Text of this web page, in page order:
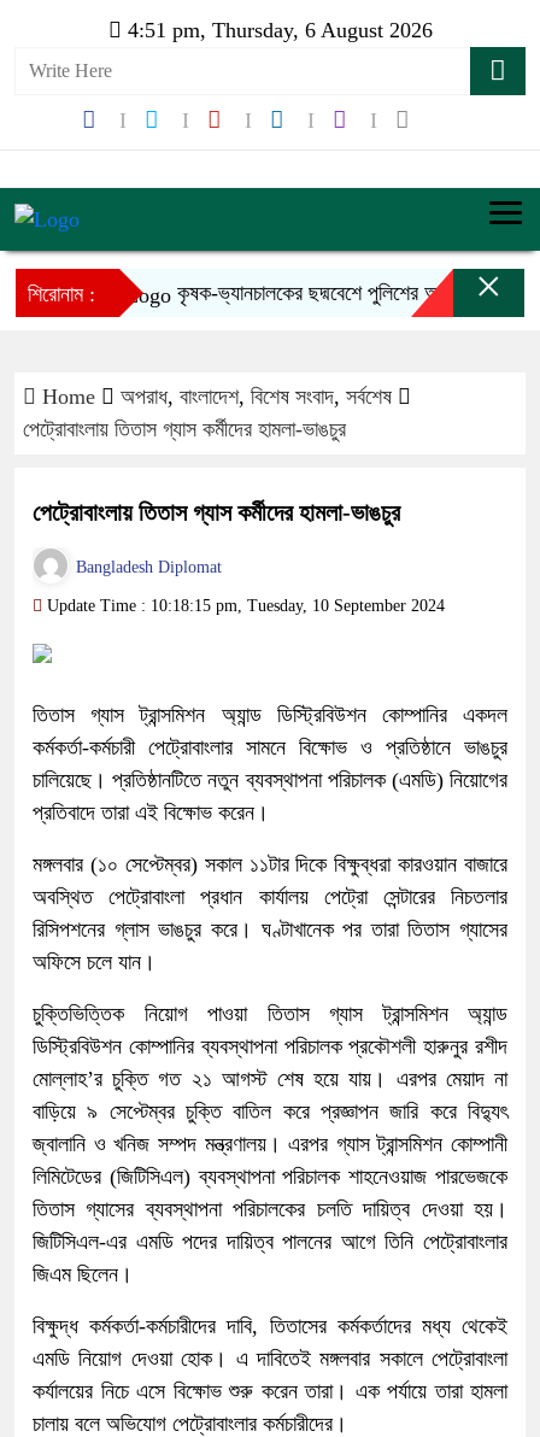
4:51 pm, Thursday, 6 August 2026
শিরোনাম : কৃষক-ভ্যানচালকের ছদ্মবেশে পুলিশের অভিযানে ডাকাত
×
Home অপরাধ, বাংলাদেশ, বিশেষ সংবাদ, সর্বশেষ
পেট্রোবাংলায় তিতাস গ্যাস কর্মীদের হামলা-ভাঙচুর
পেট্রোবাংলায় তিতাস গ্যাস কর্মীদের হামলা-ভাঙচুর
Bangladesh Diplomat
Update Time : 10:18:15 pm, Tuesday, 10 September 2024
তিতাস গ্যাস ট্রান্সমিশন অ্যান্ড ডিস্ট্রিবিউশন কোম্পানির একদল
কর্মকর্তা-কর্মচারী পেট্রোবাংলার সামনে বিক্ষোভ ও প্রতিষ্ঠানে ভাঙচুর
চালিয়েছে। প্রতিষ্ঠানটিতে নতুন ব্যবস্থাপনা পরিচালক (এমডি) নিয়োগের
প্রতিবাদে তারা এই বিক্ষোভ করেন।
মঙ্গলবার (১০ সেপ্টেম্বর) সকাল ১১টার দিকে বিক্ষুব্ধরা কারওয়ান বাজারে
অবস্থিত পেট্রোবাংলা প্রধান কার্যালয় পেট্রো সেন্টারের নিচতলার
রিসিপশনের গ্লাস ভাঙচুর করে। ঘণ্টাখানেক পর তারা তিতাস গ্যাসের
অফিসে চলে যান।
চুক্তিভিত্তিক নিয়োগ পাওয়া তিতাস গ্যাস ট্রান্সমিশন অ্যান্ড
ডিস্ট্রিবিউশন কোম্পানির ব্যবস্থাপনা পরিচালক প্রকৌশলী হারুনুর রশীদ
মোল্লাহ’র চুক্তি গত ২১ আগস্ট শেষ হয়ে যায়। এরপর মেয়াদ না
বাড়িয়ে ৯ সেপ্টেম্বর চুক্তি বাতিল করে প্রজ্ঞাপন জারি করে বিদ্যুৎ
জ্বালানি ও খনিজ সম্পদ মন্ত্রণালয়। এরপর গ্যাস ট্রান্সমিশন কোম্পানী
লিমিটেডের (জিটিসিএল) ব্যবস্থাপনা পরিচালক শাহনেওয়াজ পারভেজকে
তিতাস গ্যাসের ব্যবস্থাপনা পরিচালকের চলতি দায়িত্ব দেওয়া হয়।
জিটিসিএল-এর এমডি পদের দায়িত্ব পালনের আগে তিনি পেট্রোবাংলার
জিএম ছিলেন।
বিক্ষুদ্ধ কর্মকর্তা-কর্মচারীদের দাবি, তিতাসের কর্মকর্তাদের মধ্য থেকেই
এমডি নিয়োগ দেওয়া হোক। এ দাবিতেই মঙ্গলবার সকালে পেট্রোবাংলা
কর্যালয়ের নিচে এসে বিক্ষোভ শুরু করেন তারা। এক পর্যায়ে তারা হামলা
চালায় বলে অভিযোগ পেট্রোবাংলার কর্মচারীদের।